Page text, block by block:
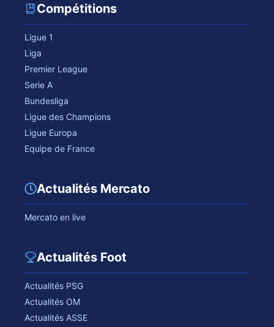
Compétitions
Ligue 1
Liga
Premier League
Serie A
Bundesliga
Ligue des Champions
Ligue Europa
Equipe de France
Actualités Mercato
Mercato en live
Actualités Foot
Actualités PSG
Actualités OM
Actualités ASSE